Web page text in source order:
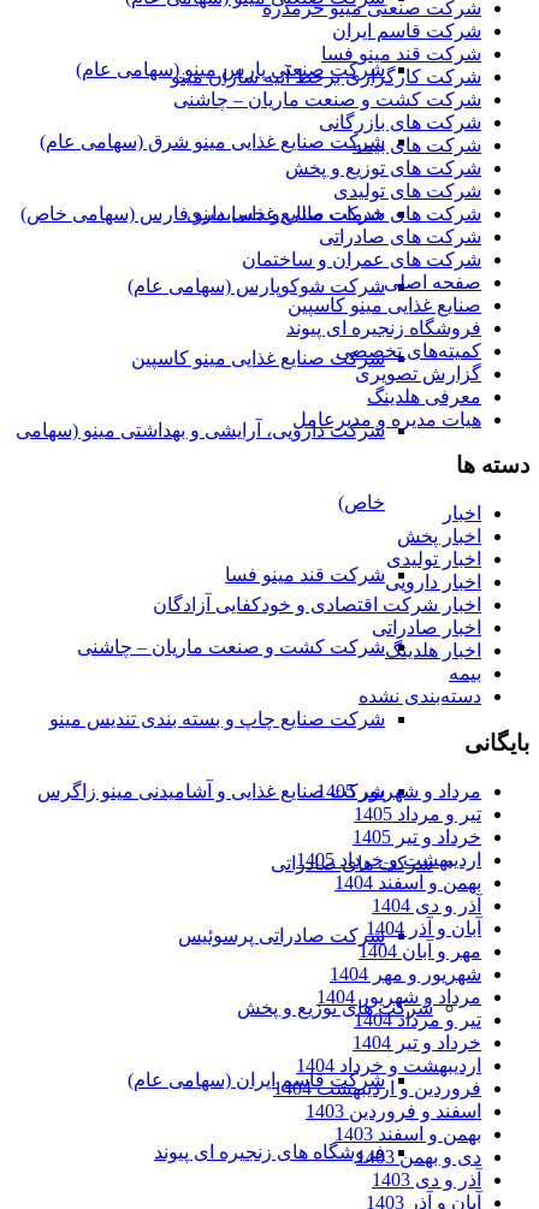
شرکت صنعتی پارس مینو (سهامی عام)
شرکت صنایع غذایی مینو شرق (سهامی عام)
شرکت صنایع غذایی مینو فارس (سهامی خاص)
شرکت شوکوپارس (سهامی عام)
شرکت صنایع غذایی مینو کاسپین
شرکت دارویی، آرایشی و بهداشتی مینو (سهامی
خاص)
شرکت قند مینو فسا
شرکت کشت و صنعت ماریان – چاشنی
شرکت صنایع چاپ و بسته بندی تندیس مینو
شرکت صنایع غذایی و آشامیدنی مینو زاگرس
شرکت های صادراتی
شرکت صادراتی پرسوئیس
شرکت های توزیع و پخش
شرکت قاسم ایران (سهامی عام)
فروشگاه های زنجیره ای پیوند
شرکت صنعتی مینو خرمدره
شرکت قاسم ایران
شرکت قند مینو فسا
شرکت کارگزاری برخط آتیه سازان مینو
شرکت کشت و صنعت ماریان – چاشنی
شرکت های بازرگانی
شرکت های بیمه
شرکت های توزیع و پخش
شرکت های تولیدی
شرکت های خدمات مالی و حسابداری
شرکت های صادراتی
شرکت های عمران و ساختمان
صفحه اصلی
صنایع غذایی مینو کاسپین
فروشگاه زنجیره ای پیوند
کمیته‌های تخصصی
گزارش تصویری
معرفی هلدینگ
هیات مدیره و مدیرعامل
دسته ها
اخبار
اخبار پخش
اخبار تولیدی
اخبار دارویی
اخبار شرکت اقتصادی و خودکفایی آزادگان
اخبار صادراتی
اخبار هلدینگ
بیمه
دسته‌بندی نشده
بایگانی
مرداد و شهریور 1405
تیر و مرداد 1405
خرداد و تیر 1405
اردیبهشت و خرداد 1405
بهمن و اسفند 1404
آذر و دی 1404
آبان و آذر 1404
مهر و آبان 1404
شهریور و مهر 1404
مرداد و شهریور 1404
تیر و مرداد 1404
خرداد و تیر 1404
اردیبهشت و خرداد 1404
فروردین و اردیبهشت 1404
اسفند و فروردین 1403
بهمن و اسفند 1403
دی و بهمن 1403
آذر و دی 1403
آبان و آذر 1403